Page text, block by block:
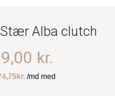
Alba clutch
kr.